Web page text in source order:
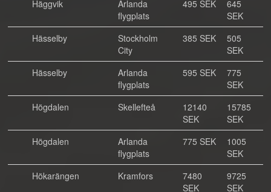
Häggvik
Arlanda
flygplats
495 SEK
645
SEK
Hässelby
Stockholm
City
385 SEK
505
SEK
Hässelby
Arlanda
flygplats
595 SEK
775
SEK
Högdalen
Skellefteå
12140
SEK
15785
SEK
Högdalen
Arlanda
flygplats
775 SEK
1005
SEK
Hökarängen
Kramfors
7480
SEK
9725
SEK